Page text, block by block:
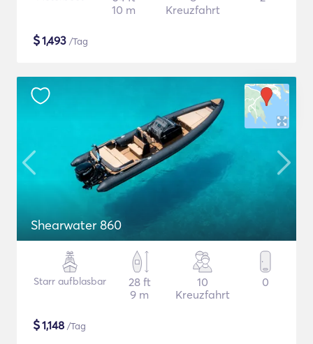
10 m
Kreuzfahrt
$1,493 /Tag
Shearwater 860
Starr aufblasbar
28 ft
9 m
10
Kreuzfahrt
0
$1,148 /Tag